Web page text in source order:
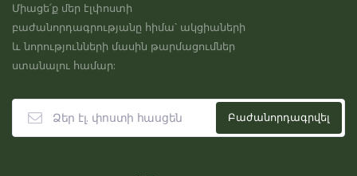
Միացե՛ք մեր էլփոստի
բաժանորդագրությանը հիմա՝ ակցիաների
և նորությունների մասին թարմացումներ
ստանալու համար: